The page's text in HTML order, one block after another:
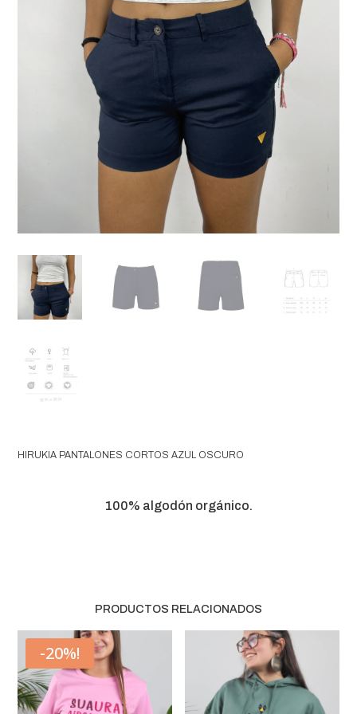
HIRUKIA PANTALONES CORTOS AZUL OSCURO
100% algodón orgánico.
PRODUCTOS RELACIONADOS
-20%!